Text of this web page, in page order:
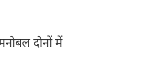
दोनों में